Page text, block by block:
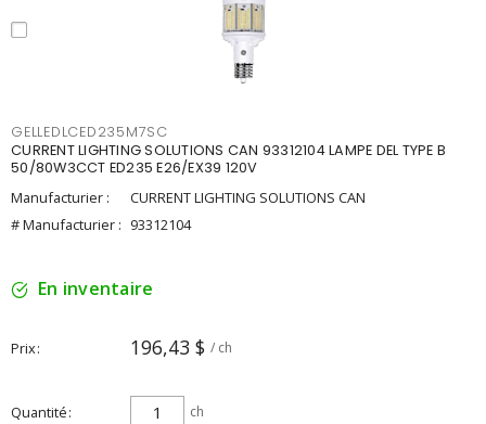
GELLEDLCED235M7SC
CURRENT LIGHTING SOLUTIONS CAN 93312104 LAMPE DEL TYPE B
50/80W3CCT ED235 E26/EX39 120V
Manufacturier :
CURRENT LIGHTING SOLUTIONS CAN
# Manufacturier : 93312104
En inventaire
Prix 196,43 $ / ch
Quantité ch